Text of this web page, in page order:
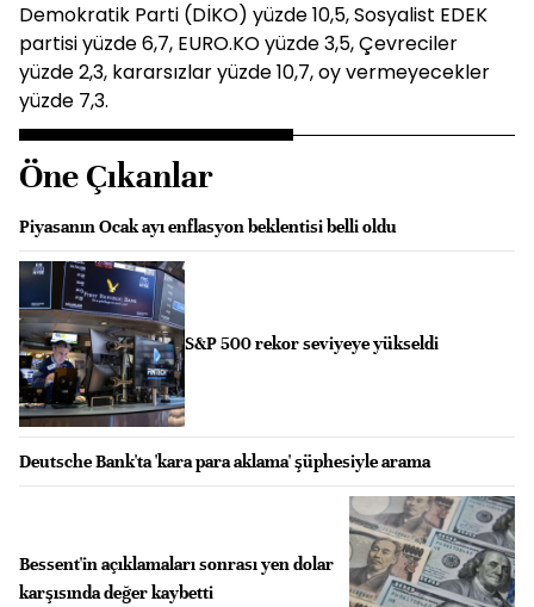
Demokratik Parti (DİKO) yüzde 10,5, Sosyalist EDEK
partisi yüzde 6,7, EURO.KO yüzde 3,5, Çevreciler
yüzde 2,3, kararsızlar yüzde 10,7, oy vermeyecekler
yüzde 7,3.
Öne Çıkanlar
Piyasanın Ocak ayı enflasyon beklentisi belli oldu
S&P 500 rekor seviyeye yükseldi
Deutsche Bank'ta 'kara para aklama' şüphesiyle arama
Bessent'in açıklamaları sonrası yen dolar
karşısında değer kaybetti